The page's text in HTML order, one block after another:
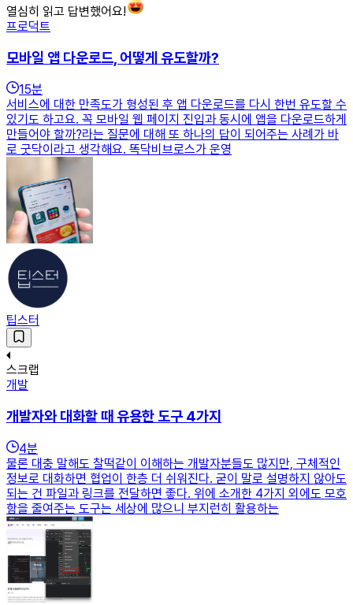
열심히 읽고 답변했어요!
프로덕트
모바일 앱 다운로드, 어떻게 유도할까?
15분
서비스에 대한 만족도가 형성된 후 앱 다운로드를 다시 한번 유도할 수
있기도 하고요. 꼭 모바일 웹 페이지 진입과 동시에 앱을 다운로드하게
만들어야 할까?라는 질문에 대해 또 하나의 답이 되어주는 사례가 바
로 굿닥이라고 생각해요. 똑닥비브로스가 운영
팁스터
스크랩
개발
개발자와 대화할 때 유용한 도구 4가지
4분
물론 대충 말해도 찰떡같이 이해하는 개발자분들도 많지만, 구체적인
정보로 대화하면 협업이 한층 더 쉬워진다. 굳이 말로 설명하지 않아도
되는 건 파일과 링크를 전달하면 좋다. 위에 소개한 4가지 외에도 모호
함을 줄여주는 도구는 세상에 많으니 부지런히 활용하는